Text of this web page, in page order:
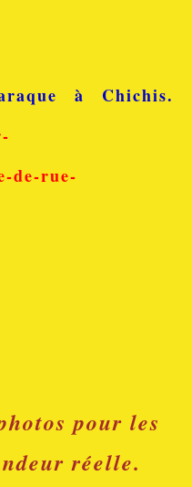
à Chichis.
de-rue-
pour les
réelle.